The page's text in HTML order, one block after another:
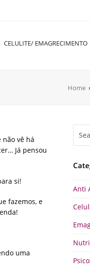
CELULITE/ EMAGRECIMENTO
Home
Anti
vê há
Já pensou
si!
fazemos, e
uma